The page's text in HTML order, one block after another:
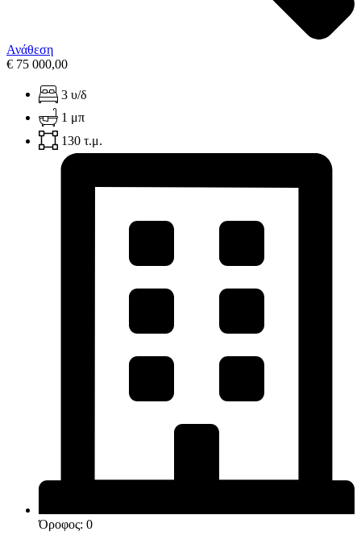
Ανάθεση
€ 75 000,00
3 υ/δ
1 μπ
130 τ.μ.
Όροφος: 0